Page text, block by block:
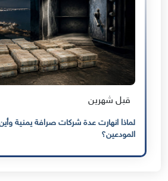
قبل شهرين
لماذا انهارت عدة شركات صرافة يمنية
المودعين؟